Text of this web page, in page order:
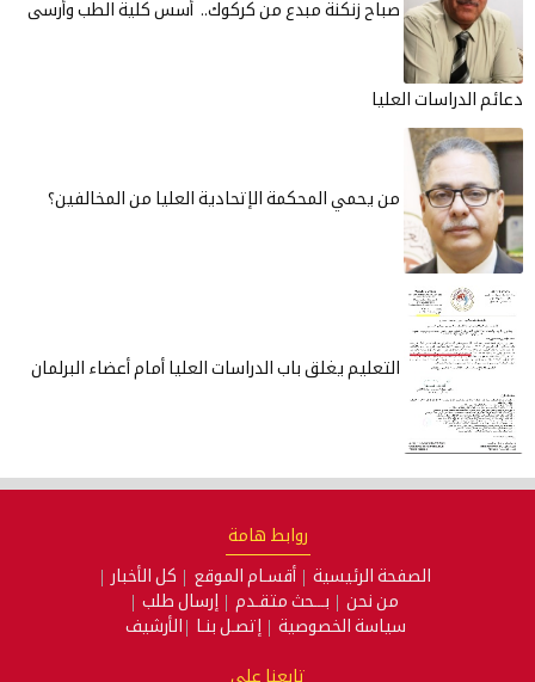
صباح زنكنة مبدع من كركوك.. أسس كلية الطب وأرسى
العليا
من يحمي المحكمة الإتحادية العليا من المخالفين؟
التعليم يغلق باب الدراسات العليا أمام أعضاء البرلمان
الصفحة الرئيسية أقسـام الموقع
كل الأخبار
بـــحث متقـدم
إرسال طلب
سياسة الخصوصية
إتصـل بنـا الأرشيف